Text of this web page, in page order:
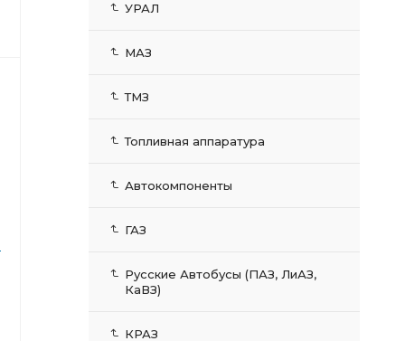
УРАЛ
МАЗ
ТМЗ
Топливная аппаратура
Автокомпоненты
ГАЗ
Русские Автобусы (ПАЗ, ЛиАЗ,
КаВЗ)
КРАЗ